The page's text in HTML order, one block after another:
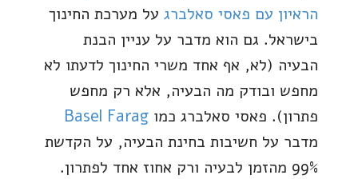
הראיון עם פאסי סאלברג על מערכת החינוך
בישראל. גם הוא מדבר על עניין הבנת
הבעיה (לא, אף אחד משרי החינוך לדעתו לא
מחפש ובודק מה הבעיה, אלא רק מחפש
פתרון). פאסי סאלברג כמו Basel Farag
מדבר על חשיבות בחינת הבעיה, על הקדשת
99% מהזמן לבעיה ורק אחוז אחד לפתרון.